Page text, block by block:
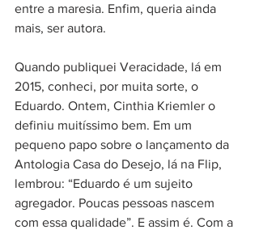
entre a maresia. Enfim, queria ainda
mais, ser autora.
Quando publiquei Veracidade, lá em
2015, conheci, por muita sorte, o
Eduardo. Ontem, Cinthia Kriemler o
definiu muitíssimo bem. Em um
pequeno papo sobre o lançamento da
Antologia Casa do Desejo, lá na Flip,
lembrou: “Eduardo é um sujeito
agregador. Poucas pessoas nascem
com essa qualidade”. E assim é. Com a